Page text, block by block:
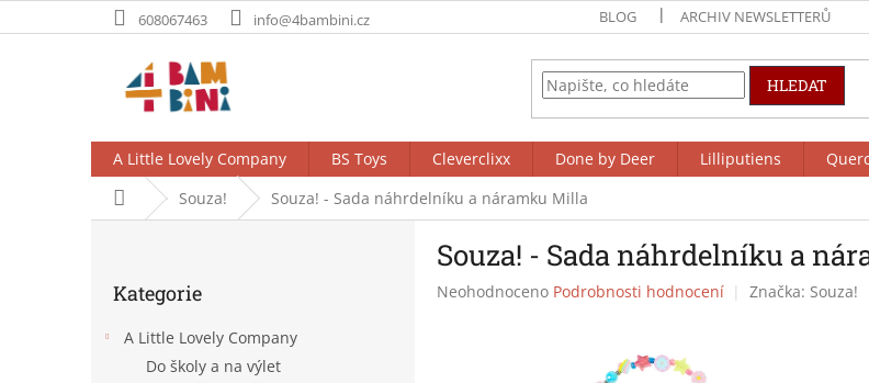
na
608067463 info@4bambini.cz BLOG ARCHIV NEWSLETTERŮ
HLEDAT
A Little Lovely Company BS Toys Cleverclixx Done by Deer Lilliputiens
Domů Souza! Souza! - Sada náhrdelníku a náramku Milla
kategorie
Kategorie
A Little Lovely Company
Do školy a na výlet
Souza! - Sada náhrdelníku a
Průměrné
Neohodnoceno Podrobnosti hodnocení Značka: Souza!